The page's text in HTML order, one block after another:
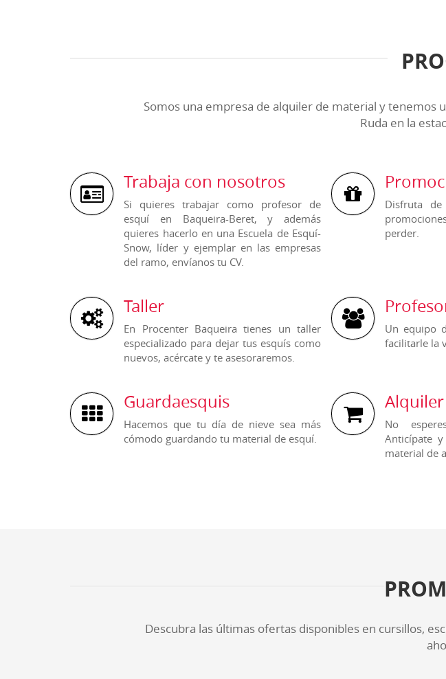
Somos una empresa de alquiler de material y tenemos
Ruda en la
Trabaja con nosotros
Si quieres trabajar como profesor de
esquí en Baqueira-Beret, y además
quieres hacerlo en una Escuela de Esquí-
Snow, líder y ejemplar en las empresas
del ramo, envíanos tu CV.
Disfruta
perder.
Taller
En Procenter Baqueira tienes un taller
especializado para dejar tus esquís como
nuevos, acércate y te asesoraremos.
Un equipo
facilitarle la
Guardaesquis
Hacemos que tu día de nieve sea más
cómodo guardando tu material de esquí.
Alquiler
No
Anticípate
material de
Descubra las últimas ofertas disponibles en cursillos,